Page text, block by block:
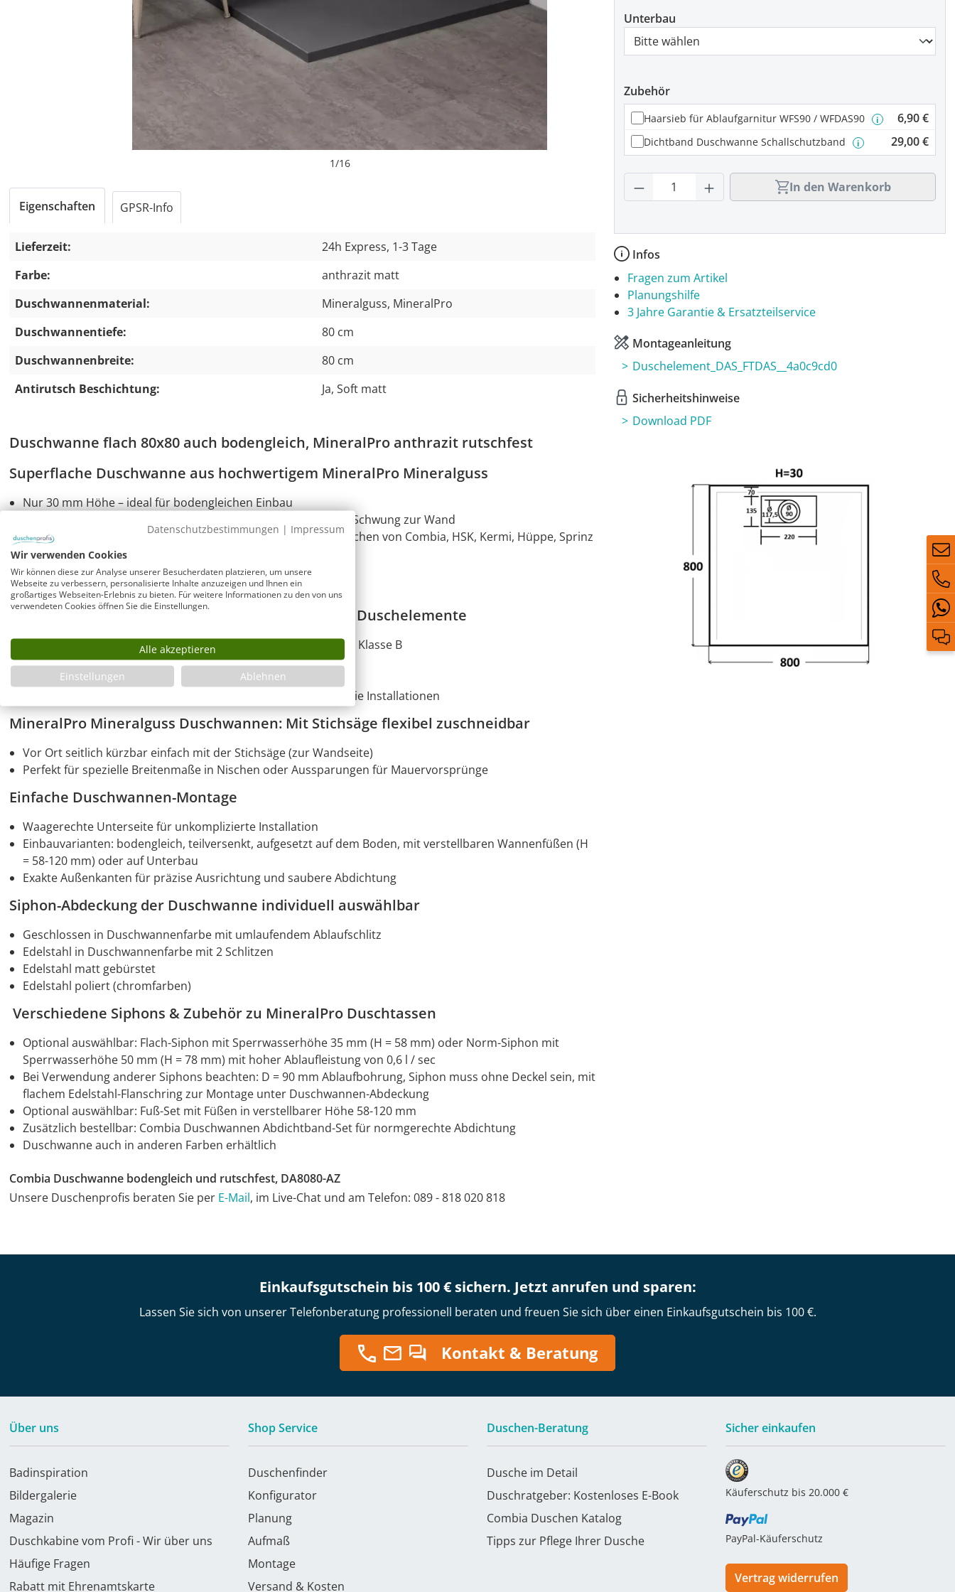
1/16
Unterbau
Zubehör
Haarsieb für Ablaufgarnitur WFS90 / WFDAS90 i 6,90 €
Dichtband Duschwanne Schallschutzband i 29,00 €
Produkt Anzahl: Gib den gewünschten
In den Warenkorb
Infos
Fragen zum Artikel
Planungshilfe
3 Jahre Garantie & Ersatzteilservice
Montageanleitung
Duschelement_DAS_FTDAS__4a0c9cd0
Sicherheitshinweise
Download PDF
Eigenschaften GPSR-Info
Lieferzeit:
24h Express, 1-3 Tage
Farbe:
anthrazit matt
Duschwannenmaterial:
Mineralguss, MineralPro
Duschwannentiefe:
80 cm
Duschwannenbreite:
80 cm
Antirutsch Beschichtung:
Ja, Soft matt
Duschwanne flach 80x80 auch bodengleich, MineralPro anthrazit rutschfest
Superflache Duschwanne aus hochwertigem MineralPro Mineralguss
Nur 30 mm Höhe – ideal für bodengleichen Einbau
Duschelement mit eingearbeitetem Gefälle zum Ablauf, edler Schwung zur Wand
Passend für Duschkabinen verschiedener Hersteller, z. B. Duschen von Combia, HSK, Kermi, Hüppe, Sprinz
usw.
Elegante Form, massive und stabile Ausführung
Farbe anthrazit matt (ähnlich RAL 7016)
Material & Stabilität der rutschfesten MineralPro Duschelemente
Seidenmatte Oberfläche: integrierte Soft Matt Rutschfestigkeit Klasse B
Massiver MineralPro Mineralguss
Extrem widerstandsfähig und pflegeleicht
Rollstuhlbefahrbar – uneingeschränkt geeignet für barrierefreie Installationen
MineralPro Mineralguss Duschwannen: Mit Stichsäge flexibel zuschneidbar
Vor Ort seitlich kürzbar einfach mit der Stichsäge (zur Wandseite)
Perfekt für spezielle Breitenmaße in Nischen oder Aussparungen für Mauervorsprünge
Einfache Duschwannen-Montage
Waagerechte Unterseite für unkomplizierte Installation
Einbauvarianten: bodengleich, teilversenkt, aufgesetzt auf dem Boden, mit verstellbaren Wannenfüßen (H
= 58-120 mm) oder auf Unterbau
Exakte Außenkanten für präzise Ausrichtung und saubere Abdichtung
Siphon-Abdeckung der Duschwanne individuell auswählbar
Geschlossen in Duschwannenfarbe mit umlaufendem Ablaufschlitz
Edelstahl in Duschwannenfarbe mit 2 Schlitzen
Edelstahl matt gebürstet
Edelstahl poliert (chromfarben)
Verschiedene Siphons & Zubehör zu MineralPro Duschtassen
Optional auswählbar: Flach-Siphon mit Sperrwasserhöhe 35 mm (H = 58 mm) oder Norm-Siphon mit
Sperrwasserhöhe 50 mm (H = 78 mm) mit hoher Ablaufleistung von 0,6 l / sec
Bei Verwendung anderer Siphons beachten: D = 90 mm Ablaufbohrung, Siphon muss ohne Deckel sein, mit
flachem Edelstahl-Flanschring zur Montage unter Duschwannen-Abdeckung
Optional auswählbar: Fuß-Set mit Füßen in verstellbarer Höhe 58-120 mm
Zusätzlich bestellbar: Combia Duschwannen Abdichtband-Set für normgerechte Abdichtung
Duschwanne auch in anderen Farben erhältlich
Combia Duschwanne bodengleich und rutschfest, DA8080-AZ
Unsere Duschenprofis beraten Sie per E-Mail, im Live-Chat und am Telefon: 089 - 818 020 818
Einkaufsgutschein bis 100 € sichern. Jetzt anrufen und sparen:
Lassen Sie sich von unserer Telefonberatung professionell beraten und freuen Sie sich über einen Einkaufsgutschein bis 100 €.
Kontakt & Beratung
Über uns
Badinspiration
Bildergalerie
Magazin
Duschkabine vom Profi - Wir über uns
Häufige Fragen
Rabatt mit Ehrenamtskarte
Shop Service
Duschenfinder
Konfigurator
Planung
Aufmaß
Montage
Versand & Kosten
Duschen-Beratung
Dusche im Detail
Duschratgeber: Kostenloses E-Book
Combia Duschen Katalog
Tipps zur Pflege Ihrer Dusche
Sicher einkaufen
Käuferschutz bis 20.000 €
PayPal-Käuferschutz
Vertrag widerrufen
Datenschutzbestimmungen | Impressum
Wir verwenden Cookies
Wir können diese zur Analyse unserer Besucherdaten platzieren, um unsere
Webseite zu verbessern, personalisierte Inhalte anzuzeigen und Ihnen ein
großartiges Webseiten-Erlebnis zu bieten. Für weitere Informationen zu den von uns
verwendeten Cookies öffnen Sie die Einstellungen.
Alle akzeptieren
Einstellungen
Ablehnen